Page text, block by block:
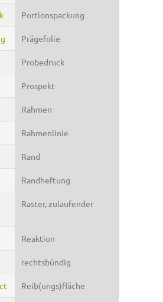
Portionspackung
Prägefolie
Probedruck
Prospekt
Rahmen
Rahmenlinie
Rand
Randheftung
Raster, zulaufender
Reaktion
rechtsbündig
Reib(ungs)fläche